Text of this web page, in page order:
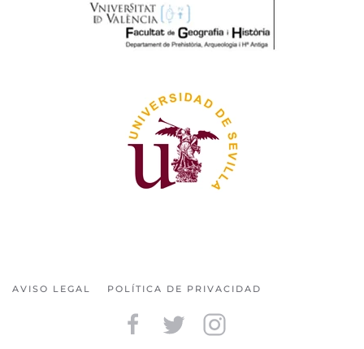
AVISO LEGAL POLÍTICA DE PRIVACIDAD